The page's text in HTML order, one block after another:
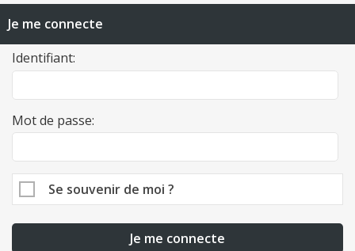
Je me connecte
Identifiant:
Mot de passe:
Se souvenir de moi ?
Je me connecte